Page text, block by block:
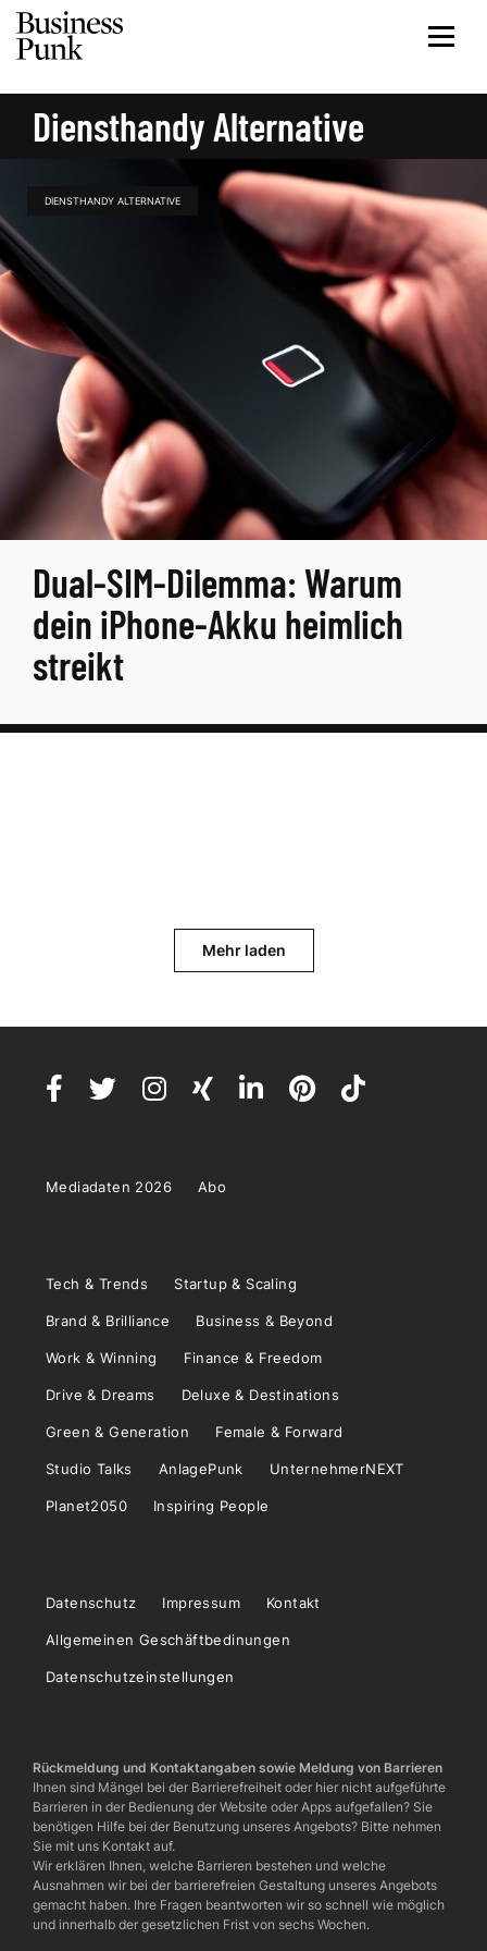
Diensthandy Alternative
DIENSTHANDY ALTERNATIVE
Dual-SIM-Dilemma: Warum
dein iPhone-Akku heimlich
streikt
Mehr laden
Mediadaten 2026 Abo
Tech & Trends Startup & Scaling
Brand & Brilliance Business & Beyond
Work & Winning Finance & Freedom
Drive & Dreams Deluxe & Destinations
Green & Generation Female & Forward
Studio Talks AnlagePunk UnternehmerNEXT
Planet2050 Inspiring People
Datenschutz Impressum Kontakt
Allgemeinen Geschäftbedinungen
Datenschutzeinstellungen
Rückmeldung und Kontaktangaben sowie Meldung von Barrieren
Ihnen sind Mängel bei der Barrierefreiheit oder hier nicht aufgeführte
Barrieren in der Bedienung der Website oder Apps aufgefallen? Sie
benötigen Hilfe bei der Benutzung unseres Angebots? Bitte nehmen
Sie mit uns Kontakt auf.
Wir erklären Ihnen, welche Barrieren bestehen und welche
Ausnahmen wir bei der barrierefreien Gestaltung unseres Angebots
gemacht haben. Ihre Fragen beantworten wir so schnell wie möglich
und innerhalb der gesetzlichen Frist von sechs Wochen.